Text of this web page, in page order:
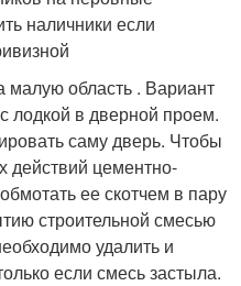
малую область . Вариант
лодкой в дверной проем.
саму дверь. Чтобы
действий цементно-
ее скотчем в пару
строительной смесью
удалить и
если смесь застыла.